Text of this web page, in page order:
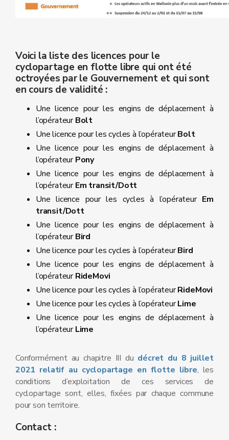
Voici la liste des licences pour le
cyclopartage en flotte libre qui ont été
octroyées par le Gouvernement et qui sont
en cours de validité :
Une licence pour les engins de déplacement à
l’opérateurBolt
Une licence pour les cycles à l’opérateurBolt
Une licence pour les engins de déplacement à
l’opérateurPony
Une licence pour les engins de déplacement à
l’opérateurEm transit/Dott
Une licence pour les cycles à l’opérateur Em
transit/Dott
Une licence pour les engins de déplacement à
l’opérateurBird
Une licence pour les cycles à l’opérateurBird
Une licence pour les engins de déplacement à
l’opérateurRideMovi
Une licence pour les cycles à l’opérateurRideMovi
Une licence pour les cycles à l’opérateurLime
Une licence pour les engins de déplacement à
l’opérateurLime
Conformément au chapitre III du décret du 8 juillet
2021 relatif au cyclopartage en flotte libre, les
conditions d’exploitation de ces services de
cyclopartage sont, elles, fixées par chaque commune
pour son territoire.
Contact :